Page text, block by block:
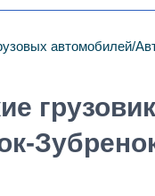
автомобилей